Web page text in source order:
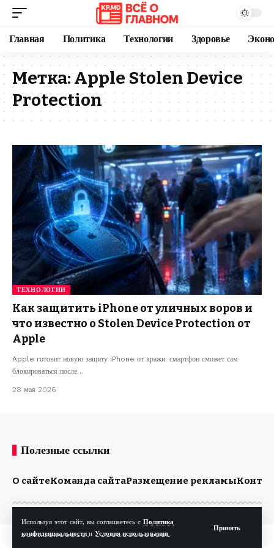
Используя этот сайт, вы соглашаетесь с Политика
конфиденциальности и Условия использования .
Принять
Главная Политика Технологии Здоровье
Метка: Apple Stolen Device
Protection
ТЕХНОЛОГИИ
Как защитить iPhone от уличных воров и
что известно о Stolen Device Protection от
Apple
Apple готовит новую защиту iPhone от кражи: смартфон сможет сам
блокироваться после…
28 мая 2026
Полезные ссылки
О сайтеКоманда сайтаРазмещение рекламы
© Kp.md. Все права защищены.